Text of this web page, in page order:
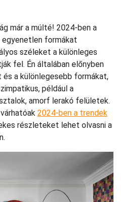
már a múlté! 2024-ben a
formákat
széleket a különleges
fel. Én általában előnyben
a különlegesebb formákat,
például a
amorf lerakó felületek.
2024-ben a trendek
részleteket lehet olvasni a